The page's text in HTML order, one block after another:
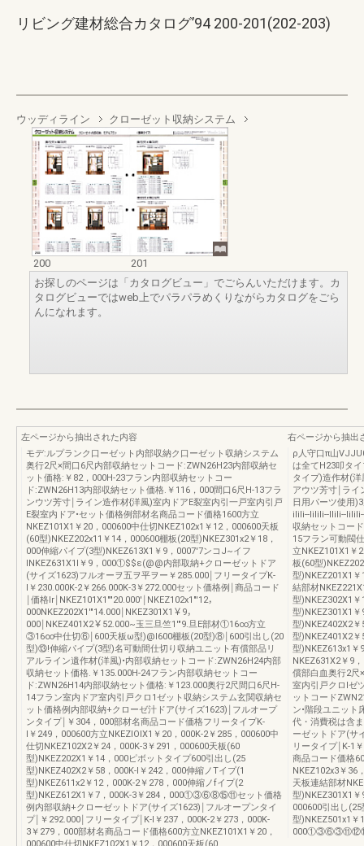
リビング建材総合カタログ’94 200-201(202-203)
ウッディライン クローゼット収納システム
200
201
お探しのページは「カタログビュー」でごらんいただけます。カ
タログビューではweb上でパラパラめくりながらカタログをごら
んになれます。
左ページから抽出された内容
モデ:ルプランク口ーゼット内部収納ク口ーゼット収納システム
奥行2尺×間口6尺内部収納セットコード:ZWN26H23内部収納セ
ット価格:￥82，000H-23フラン内部収納セットコー
ド:ZWN26H13内部収納セット価格.￥116，000間口6尺H-13フラ
ンウツ芳寸￨ライン造作材{洋風)室内ドアE裂室内引一戸室内引戸
E裂室内ドア•セット価格例部材名商品コード価格1600方立
NKEZ101X1￥20，000600中仕切NKEZ102x1￥12，000600天板
(60型)NKEZ202x11￥14，000600棚板(20型)NKEZ301x2￥18，
000伸縮パイプ(3型)NKEZ613X1￥9，0007'7ンコJ~イフ
INKEZ631X1I￥9，000①$$ε(@@内部取納+クローゼットドア
(サイズ1623)フルオーヲ五ヲ平ヲー￥285.000￨フリータイプK-
l￥230.000K-2￥266.000K-3￥272.000セット価格例￨商品コード
￨価格Ir￨NKEZ101X1""20.000'￨NKEZ102x1"'12，
000NKEZ202X1'"14.000￨NKEZ301X1￥9，
000￨NKEZ401X2￥52.000~玉三旦竺1'"9.旦E部材①16∞方立
③16∞中仕切⑥￨600天板ω型)@I600棚板(20型)⑧￨600引出し(20
型)⑬!伸縮パイプ(3型)名可動間仕切り収納ユニット有償部品リ
アルライン遺作材(洋風)•内部収納セットコード:ZWN26H24内部
収納セット価格.￥135.000H-24フラン内部収納セットコー
ド:ZWN26H14内部収納セット価格:￥123.000奥行2尺間口6尺H-
14フラン室内ドア室内引戸クロ1ゼット収納システム玄関収納セ
ット価格例内部収納+クローゼ汁ドア(サイズ1623)￨フルオープ
ンタイプ￨￥304，000部材名商品コード価格フリータイプK-
l￥249，000600方立NKEZlOlX1￥20，000K-2￥285，000600中
仕切NKEZ102X2￥24，000K-3￥291，000600天板(60
型)NKEZ202X1￥14，000ピボットタイプ600引出し(25
型)NKEZ402X2￥58，000K-l￥242，000伸縮ノTイプ(1
型)NKEZ611x2￥12，000K-2￥278，000伸縮ノfイプ(2
型)NKEZ612X1￥7，000K-3￥284，000①③⑥⑧⑮⑪セット価格
例内部収納+クローゼットドア(サイズ1623)￨フルオープンタイ
プ￨￥292.000￨フリータイプ￨K-l￥237，000K-2￥273，000K-
3￥279，000部材名商品コード価格600方立NKEZ101X1￥20，
000600中仕切NKEZ102X1￥12，000600天板(60
右ページから抽出
ρ人守口π山
は全てH23叩タ
タイプ)造作材(
アウツ芳寸￨ライ
日用パーツ使用
ilili--lilili--Ilili--
収納セットコー
15フラン可動閥
立NKEZ101X1￥
板(60型
型)NKEZ201X1
結部材
型)NKEZ302X1
型)NKEZ301X1
型)NKEZ402X2
型)NKEZ401X2
型)NKEZ613x1￥
NKEZ631X2￥
償部白血奥行2尺
室内引戸クロlゼ
ットコード
ン•階段ユニット
代・消費税は含
ーゼットドア(サ
リータイプ￨K-1
商品コード価格
NKEZ102x3￥36
天板連結部材
型)NKEZ301X1
000600引出し
型)NKEZ501x1￥